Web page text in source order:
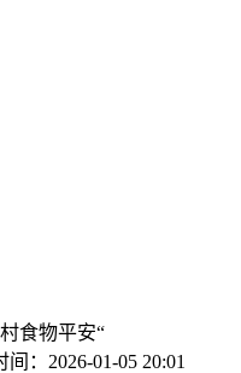
食物平安“
间： 2026-01-05 20:01